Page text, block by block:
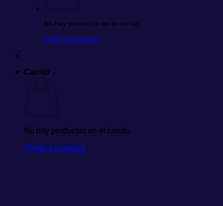
No hay productos en el carrito.
Volver a la tienda
Carrito
No hay productos en el carrito.
Volver a la tienda